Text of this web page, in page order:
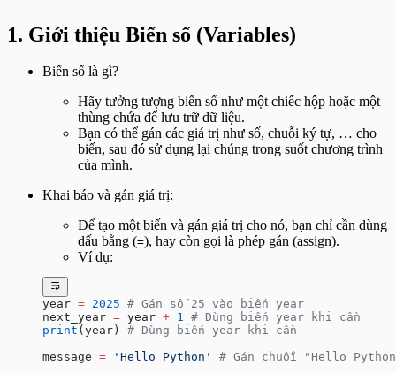
Bài tập CSV - Cơ bản
Bài tập CSV - Nâng cao
Bài tập Enumerate & Zip - Nâng cao
Bài tập Modules - Cơ bản
Bài tập Modules - Nâng cao
Bài tập Sử dụng hàm print()
1. Giới thiệu Biến số (Variables)
Biến số là gì?
Hãy tưởng tượng biến số như một chiếc hộp hoặc một
thùng chứa để lưu trữ dữ liệu.
Bạn có thể gán các giá trị như số, chuỗi ký tự, … cho
biến, sau đó sử dụng lại chúng trong suốt chương trình
của mình.
Khai báo và gán giá trị:
Để tạo một biến và gán giá trị cho nó, bạn chỉ cần dùng
dấu bằng (=), hay còn gọi là phép gán (assign).
Ví dụ:
year = 2025 # Gán số 25 vào biến year
next_year = year + 1
# Dùng biến year khi cần
print (year) # Dùng biến year khi cần
message = 'Hello Python' # Gán chuỗi "Hello